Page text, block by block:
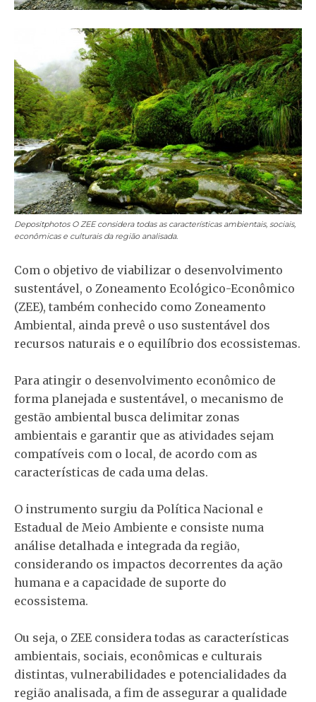
DepositphotosO ZEE considera todas as características ambientais, sociais,
econômicas e culturais da região analisada.
Com o objetivo de viabilizar o desenvolvimento
sustentável, o Zoneamento Ecológico-Econômico
(ZEE), também conhecido como Zoneamento
Ambiental, ainda prevê o uso sustentável dos
recursos naturais e o equilíbrio dos ecossistemas.
Para atingir o desenvolvimento econômico de
forma planejada e sustentável, o mecanismo de
gestão ambiental busca delimitar zonas
ambientais e garantir que as atividades sejam
compatíveis com o local, de acordo com as
características de cada uma delas.
O instrumento surgiu da Política Nacional e
Estadual de Meio Ambiente e consiste numa
análise detalhada e integrada da região,
considerando os impactos decorrentes da ação
humana e a capacidade de suporte do
ecossistema.
Ou seja, o ZEE considera todas as características
ambientais, sociais, econômicas e culturais
distintas, vulnerabilidades e potencialidades da
região analisada, a fim de assegurar a qualidade